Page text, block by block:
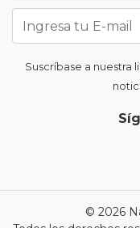
Suscríbase a
© 2026